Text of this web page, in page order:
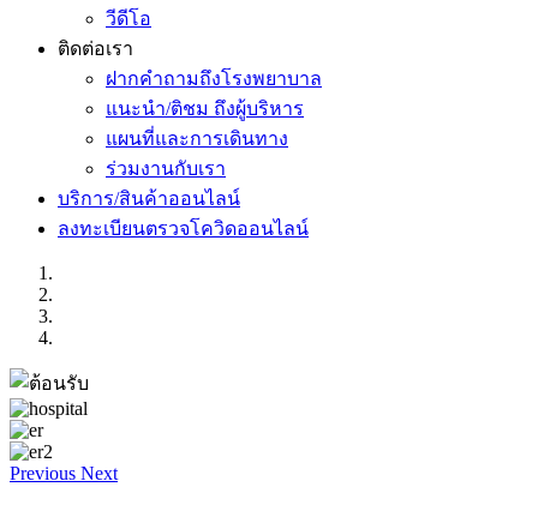
วีดีโอ
ติดต่อเรา
ฝากคำถามถึงโรงพยาบาล
แนะนำ/ติชม ถึงผู้บริหาร
แผนที่และการเดินทาง
ร่วมงานกับเรา
บริการ/สินค้าออนไลน์
ลงทะเบียนตรวจโควิดออนไลน์
Previous Next